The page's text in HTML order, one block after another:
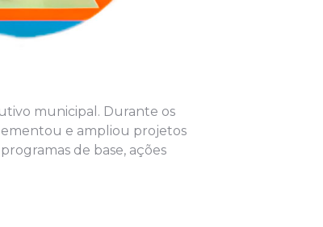
municipal. Durante os
e ampliou projetos
de base, ações